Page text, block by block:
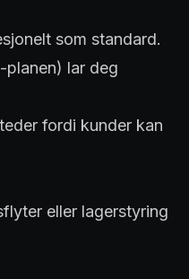
som standard.
lar deg
fordi kunder kan
eller lagerstyring